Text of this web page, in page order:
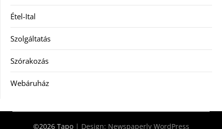
Étel-Ital
Szolgáltatás
Szórakozás
Webáruház
©2026 Tapo | Design: Newspaperly WordPress